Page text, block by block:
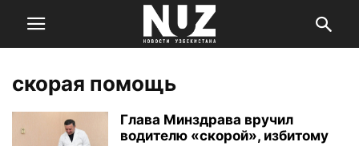
скорая помощь
Глава Минздрава вручил
водителю «скорой», избитому